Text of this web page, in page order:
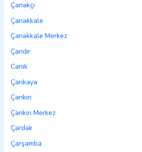
Çanakçı
Çanakkale
Çanakkale Merkez
Çandır
Canik
Çankaya
Çankırı
Çankırı Merkez
Çardak
Çarşamba